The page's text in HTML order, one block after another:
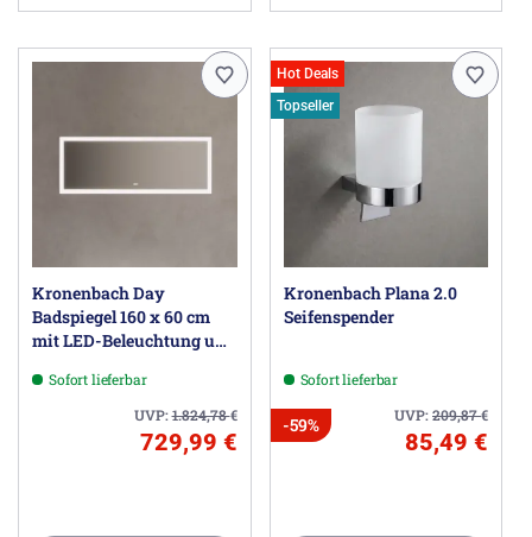
Kronenbach Day
Badspiegel 160 x 60 cm
mit LED-Beleuchtung und
Sofort lieferbar
UVP:1.824,78€
729,99 €
Hot Deals
Topseller
Kronenbach Plana 2.0
Seifenspender
Sofort lieferbar
UVP:209,87€
-59%
85,49 €